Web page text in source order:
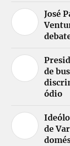
José
de
ódio
de